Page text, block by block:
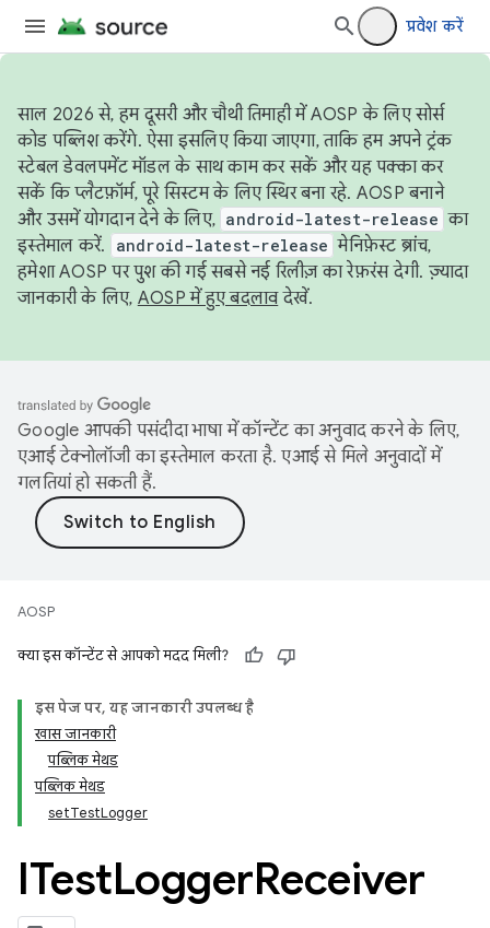
प्रवेश करें
साल 2026 से, हम दूसरी और चौथी तिमाही में AOSP के लिए सोर्स
कोड पब्लिश करेंगे. ऐसा इसलिए किया जाएगा, ताकि हम अपने ट्रंक
स्टेबल डेवलपमेंट मॉडल के साथ काम कर सकें और यह पक्का कर
सकें कि प्लैटफ़ॉर्म, पूरे सिस्टम के लिए स्थिर बना रहे. AOSP बनाने
और उसमें योगदान देने के लिए, android-latest-release का
इस्तेमाल करें.
android-latest-release मेनिफ़ेस्ट ब्रांच,
हमेशा AOSP पर पुश की गई सबसे नई रिलीज़ का रेफ़रंस देगी. ज़्यादा
जानकारी के लिए, AOSP में हुए बदलावदेखें.
Google आपकी पसंदीदा भाषा में कॉन्टेंट का अनुवाद करने के लिए,
एआई टेक्नोलॉजी का इस्तेमाल करता है. एआई से मिले अनुवादों में
गलतियां हो सकती हैं.
AOSP
क्या इस कॉन्टेंट से आपको मदद मिली?
इस पेज पर, यह जानकारी उपलब्ध है
खास जानकारी
पब्लिक मेथड
पब्लिक मेथड
setTestLogger
ITestLoggerReceiver